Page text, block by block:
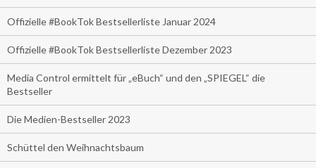
Offizielle #BookTok Bestsellerliste Januar 2024
Offizielle #BookTok Bestsellerliste Dezember 2023
Media Control ermittelt für „eBuch“ und den „SPIEGEL“ die
Bestseller
Die Medien-Bestseller 2023
Schüttel den Weihnachtsbaum